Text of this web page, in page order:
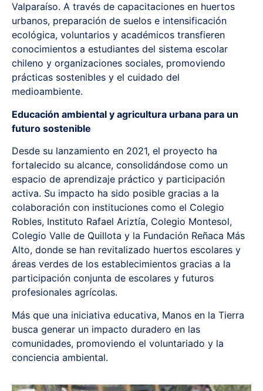
Valparaíso. A través de capacitaciones en huertos
urbanos, preparación de suelos e intensificación
ecológica, voluntarios y académicos transfieren
conocimientos a estudiantes del sistema escolar
chileno y organizaciones sociales, promoviendo
prácticas sostenibles y el cuidado del
medioambiente.
Educación ambiental y agricultura urbana para un
futuro sostenible
Desde su lanzamiento en 2021, el proyecto ha
fortalecido su alcance, consolidándose como un
espacio de aprendizaje práctico y participación
activa. Su impacto ha sido posible gracias a la
colaboración con instituciones como el Colegio
Robles, Instituto Rafael Ariztía, Colegio Montesol,
Colegio Valle de Quillota y la Fundación Reñaca Más
Alto, donde se han revitalizado huertos escolares y
áreas verdes de los establecimientos gracias a la
participación conjunta de escolares y futuros
profesionales agrícolas.
Más que una iniciativa educativa, Manos en la Tierra
busca generar un impacto duradero en las
comunidades, promoviendo el voluntariado y la
conciencia ambiental.